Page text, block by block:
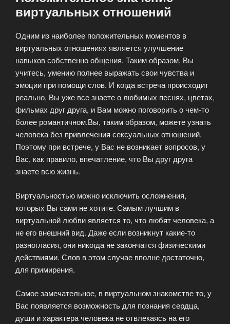
виртуальных отношений
Одним из наиболее положительных моментов в
виртуальных отношениях является улучшение
навыков собственно общения. Таким образом, Вы
учитесь, умению полнее выражать свои чувства и
эмоции при помощи слов. И когда встреча происходит
реально, Вы уже все знаете о любимых песнях, цветах,
фильмах друг друга, и Вам можно поговорить о чем-то
более романтичном.Вы, таким образом, можете узнать
человека без привлечения сексуальных отношений.
Поэтому при встрече, у Вас не возникает вопросов, у
Вас, как правило, впечатление, что Вы друг друга
знаете всю жизнь.
Виртуальностью можно исключить осложнения,
которых Вы сами не хотите. Самым лучшим в
виртуальной любви является то, что любят человека, а
не его внешний вид. Даже если возникнут какие-то
разногласия, они никогда не закончатся физическими
действиями. Слов в этом случае вполне достаточно,
для примирения.
Самое замечательное, в виртуальном знакомстве то, у
Вас появляется возможность для познания сердца,
души и характера человека не отвлекаясь на его